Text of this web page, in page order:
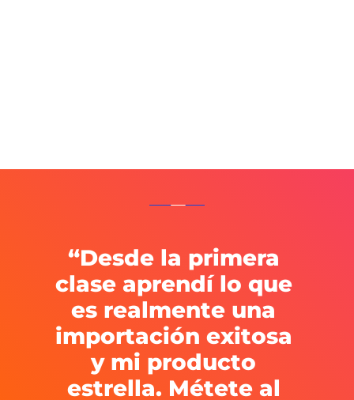
“Desde la primera
clase aprendí lo que
es realmente una
importación exitosa
y mi producto
estrella. Métete al